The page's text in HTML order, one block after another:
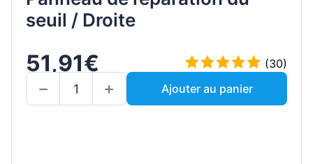
seuil / Droite
51,91€
(30)
Ajouter au panier